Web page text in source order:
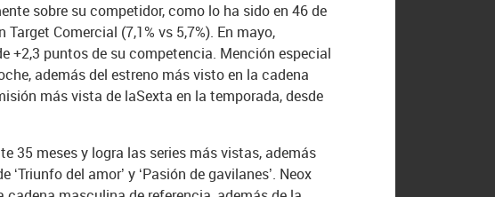
sobre su competidor, como lo ha sido en 46 de
Comercial (7,1% vs 5,7%). En mayo,
+2,3 puntos de su competencia. Mención especial
además del estreno más visto en la cadena
más vista de laSexta en la temporada, desde
35 meses y logra las series más vistas, además
del amor’ y ‘Pasión de gavilanes’. Neox